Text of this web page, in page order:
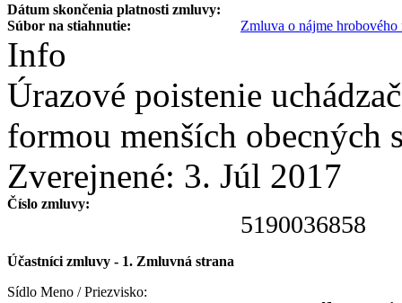
Dátum skončenia platnosti zmluvy:
Súbor na stiahnutie:
Zmluva o nájme hrobového
Info
Úrazové poistenie
formou menších obecných
Zverejnené: 3. Júl 2017
Číslo zmluvy:
5190036858
Účastníci zmluvy - 1. Zmluvná strana
Sídlo Meno / Priezvisko: